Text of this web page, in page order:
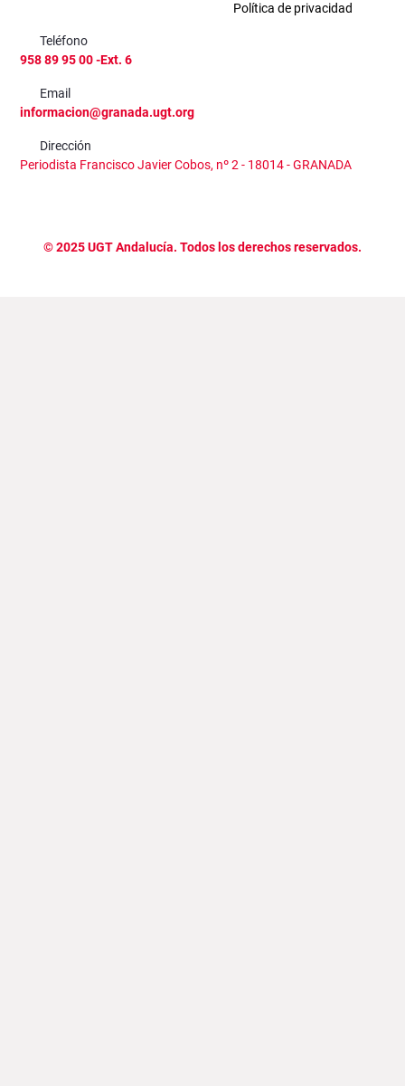
Política de privacidad
Teléfono
958 89 95 00 -Ext. 6
Email
informacion@granada.ugt.org
Dirección
Periodista Francisco Javier Cobos, nº 2 - 18014 - GRANADA
©2025UGT Andalucía. Todos los derechos reservados.